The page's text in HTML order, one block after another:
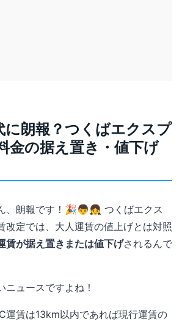
に朗報？つくばエクスプ
金の据え置き・値下げ
、朗報です！🎉👦👧 つくばエクス
改定では、大人運賃の値上げとは対照
賃が据え置きまたは値下げされるんで
ニュースですよね！
運賃は13km以内であれば現行運賃の